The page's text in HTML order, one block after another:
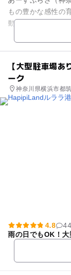
もの豊かな感性の
動の支援」という
活道具、 衣装、
【大型駐車場
ーク
神奈川県横浜市都
4.8
雨の日でもOK！